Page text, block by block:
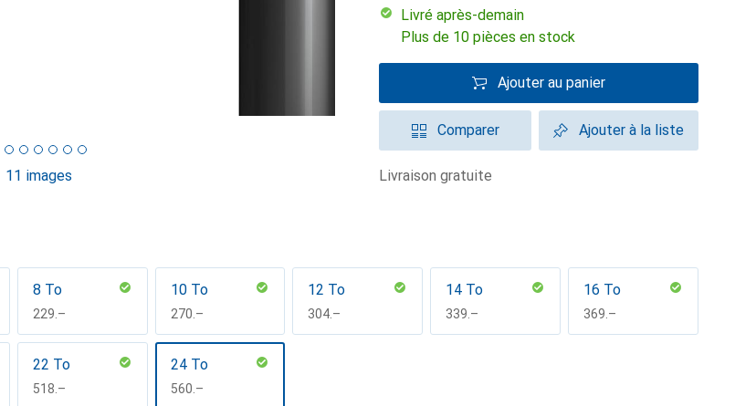
11 images
Livré après-demain
Plus de 10 pièces en stock
Ajouter au panier
Comparer Ajouter à la liste
livraison gratuite
8 To
CHF
229.–
10 To
CHF
270.–
12 To
CHF
304.–
14 To
CHF
339.–
16 To
CHF
369.–
22 To
CHF
518.–
24 To
CHF
560.–